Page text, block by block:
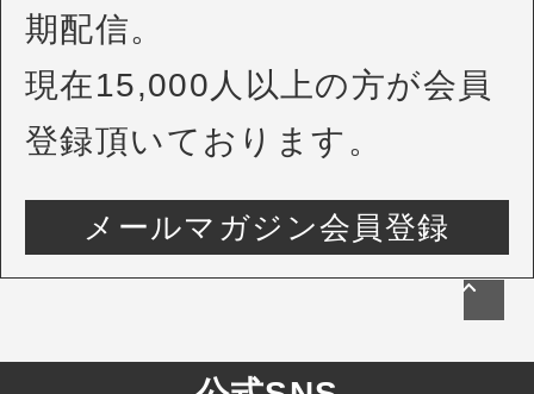
期配信。
現在15,000人以上の方が会員
登録頂いております。
メールマガジン会員登録